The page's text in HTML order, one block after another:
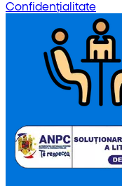
Confidențialitate